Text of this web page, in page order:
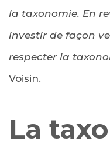
la taxonomie. En
investir de façon
respecter la
Voisin.
La